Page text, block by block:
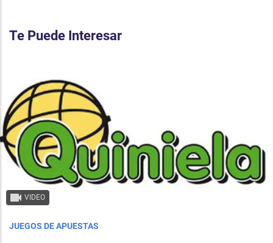
Te Puede Interesar
VIDEO
JUEGOS DE APUESTAS